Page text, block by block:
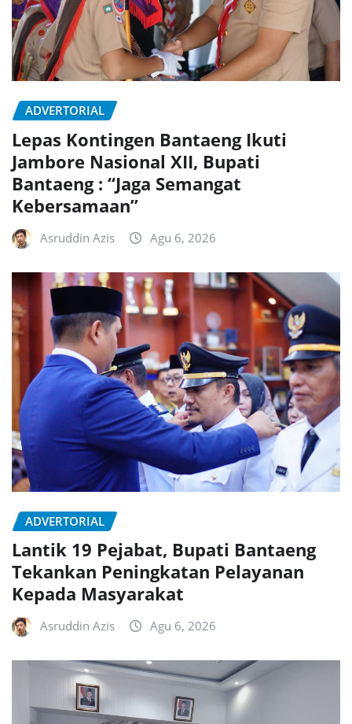
ADVERTORIAL
Lepas Kontingen Bantaeng Ikuti
Jambore Nasional XII, Bupati
Bantaeng : “Jaga Semangat
Kebersamaan”
Asruddin Azis Agu 6, 2026
ADVERTORIAL
Lantik 19 Pejabat, Bupati Bantaeng
Tekankan Peningkatan Pelayanan
Kepada Masyarakat
Asruddin Azis Agu 6, 2026